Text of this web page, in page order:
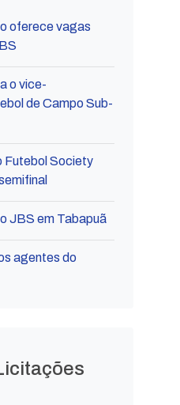
oferece vagas
o vice-
de Campo Sub-
Futebol Society
JBS em Tabapuã
agentes do